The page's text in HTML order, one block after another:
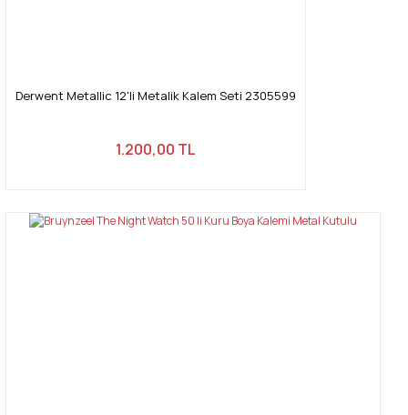
Derwent Metallic 12'li Metalik Kalem Seti 2305599
1.200,00 TL